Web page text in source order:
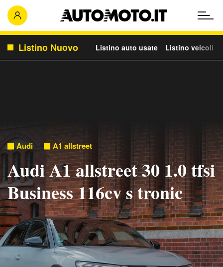
Listino Nuovo Listino auto usate Listino veicoli
Audi A1 allstreet
Audi A1 allstreet 30 1.0 tfsi
Business 116cv s tronic